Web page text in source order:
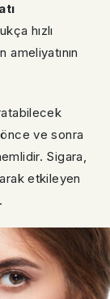
hızlı
ve sonra
Sigara,
etkileyen